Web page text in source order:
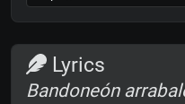
Lyrics
Bandoneón